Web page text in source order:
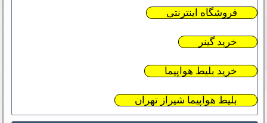
فروشگاه اینترنتی
خرید گینر
خرید بلیط هواپیما
بلیط هواپیما شیراز تهران